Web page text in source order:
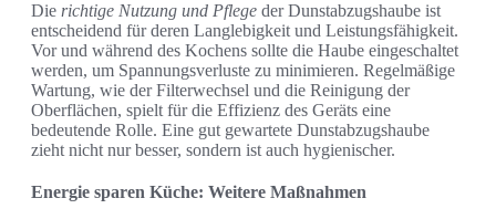
Die richtige Nutzung und Pflege der Dunstabzugshaube ist
entscheidend für deren Langlebigkeit und Leistungsfähigkeit.
Vor und während des Kochens sollte die Haube eingeschaltet
werden, um Spannungsverluste zu minimieren. Regelmäßige
Wartung, wie der Filterwechsel und die Reinigung der
Oberflächen, spielt für die Effizienz des Geräts eine
bedeutende Rolle. Eine gut gewartete Dunstabzugshaube
zieht nicht nur besser, sondern ist auch hygienischer.
Energie sparen Küche: Weitere Maßnahmen